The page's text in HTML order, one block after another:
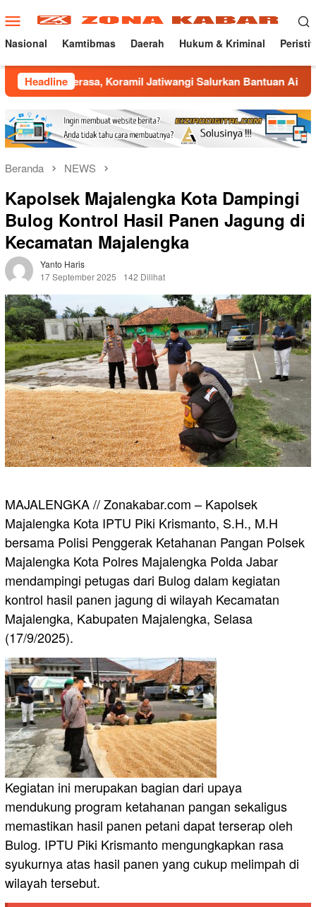
ke
konten
Menu
Mobile
Nasional Kamtibmas Daerah Hukum & Kriminal
Headline
Koramil Jatiwangi Salurkan Bantuan Air Bersih untuk
Beranda NEWS
Kapolsek Majalengka Kota Dampingi
Bulog Kontrol Hasil Panen Jagung di
Kecamatan Majalengka
Yanto Haris
17 September 2025
142 Dilihat
MAJALENGKA // Zonakabar.com – Kapolsek
Majalengka Kota IPTU Piki Krismanto, S.H., M.H
bersama Polisi Penggerak Ketahanan Pangan Polsek
Majalengka Kota Polres Majalengka Polda Jabar
mendampingi petugas dari Bulog dalam kegiatan
kontrol hasil panen jagung di wilayah Kecamatan
Majalengka, Kabupaten Majalengka, Selasa
(17/9/2025).
Kegiatan ini merupakan bagian dari upaya
mendukung program ketahanan pangan sekaligus
memastikan hasil panen petani dapat terserap oleh
Bulog. IPTU Piki Krismanto mengungkapkan rasa
syukurnya atas hasil panen yang cukup melimpah di
wilayah tersebut.